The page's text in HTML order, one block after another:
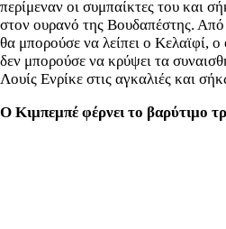
περίμεναν οι συμπαίκτες του και
στον ουρανό της Βουδαπέστης.
θα μπορούσε να λείπει ο Κελαϊφί,
δεν μπορούσε να κρύψει τα
Λουίς Ενρίκε στις αγκαλιές και
Ο Κιμπεμπέ φέρνει το βαρύτιμο